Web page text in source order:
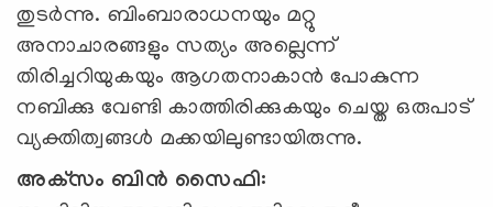
തുടര്‍ന്നു. ബിംബാരാധനയും മറ്റു
അനാചാരങ്ങളും സത്യം അല്ലെന്ന്
തിരിച്ചറിയുകയും ആഗതനാകാന്‍ പോകുന്ന
നബിക്കു വേണ്ടി കാത്തിരിക്കുകയും ചെയ്ത ഒരുപാട്
വ്യക്തിത്വങ്ങള്‍ മക്കയിലുണ്ടായിരുന്നു.
അക്‌സം ബിന്‍ സൈഫി: